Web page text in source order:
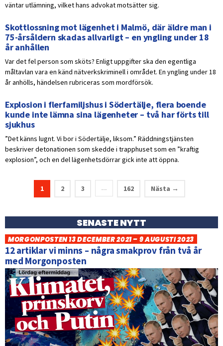
väntar utlämning, vilket hans advokat motsätter sig.
Skottlossning mot lägenhet i Malmö, där äldre man i
75-årsåldern skadas allvarligt – en yngling under 18
år anhållen
Var det fel person som sköts? Enligt uppgifter ska den egentliga
måltavlan vara en känd nätverkskriminell i området. En yngling under 18
år anhölls, händelsen rubriceras som mordförsök.
Explosion i flerfamiljshus i Södertälje, flera boende
kunde inte lämna sina lägenheter – två har förts till
sjukhus
”Det känns lugnt. Vi bor i Södertälje, liksom.” Räddningstjänsten
beskriver detonationen som skedde i trapphuset som en ”kraftig
explosion”, och en del lägenhetsdörrar gick inte att öppna.
1 2 3 … 162 Nästa →
SENASTE NYTT
MORGONPOSTEN 13 DECEMBER 2021 – 9 AUGUSTI 2023
12 artiklar vi minns – några smakprov från två år
med Morgonposten